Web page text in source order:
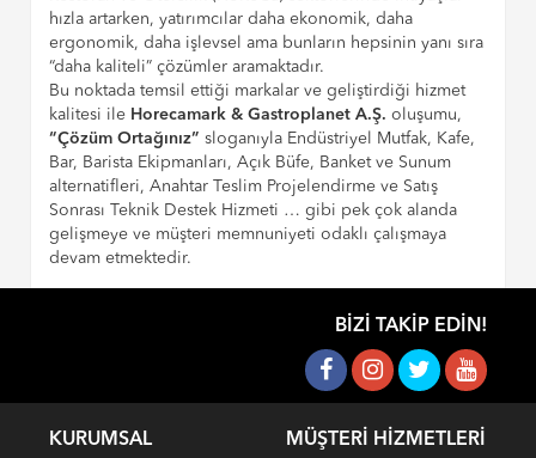
hızla artarken, yatırımcılar daha ekonomik, daha
ergonomik, daha işlevsel ama bunların hepsinin yanı sıra
“daha kaliteli” çözümler aramaktadır.
Bu noktada temsil ettiği markalar ve geliştirdiği hizmet
kalitesi ile Horecamark & Gastroplanet A.Ş. oluşumu,
“Çözüm Ortağınız” sloganıyla Endüstriyel Mutfak, Kafe,
Bar, Barista Ekipmanları, Açık Büfe, Banket ve Sunum
alternatifleri, Anahtar Teslim Projelendirme ve Satış
Sonrası Teknik Destek Hizmeti … gibi pek çok alanda
gelişmeye ve müşteri memnuniyeti odaklı çalışmaya
devam etmektedir.
BIZI TAKIP EDIN!
KURUMSAL MÜŞTERI HIZMETLERI